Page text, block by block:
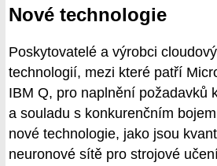
Nové technologie
Poskytovatelé a výrobci
technologií, mezi které patří
IBM Q, pro naplnění požadavků
a souladu s konkurenčním
nové technologie, jako jsou
neuronové sítě pro strojové